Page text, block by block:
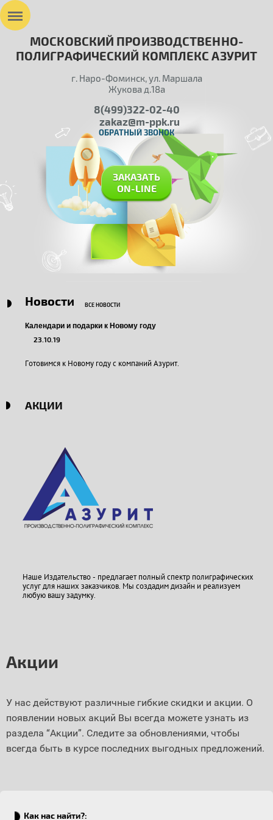
г. Наро-Фоминск, ул. Маршала
Жукова д.18а
МОСКОВСКИЙ ПРОИЗВОДСТВЕННО-
ПОЛИГРАФИЧЕСКИЙ КОМПЛЕКС АЗУРИТ
8(499)322-02-40
zakaz@m-ppk.ru
ОБРАТНЫЙ ЗВОНОК
ЗАКАЗАТЬ
ON-LINE
Новости ВСЕ НОВОСТИ
Календари и подарки к Новому году
23.10.19
Готовимся к Новому году с компаний Азурит.
АКЦИИ
Наше Издательство - предлагает полный спектр полиграфических
услуг для наших заказчиков. Мы создадим дизайн и реализуем
любую вашу задумку.
Акции
У нас действуют различные гибкие скидки и акции. О
появлении новых акций Вы всегда можете узнать из
раздела “Акции”. Следите за обновлениями, чтобы
всегда быть в курсе последних выгодных предложений.
Как нас найти?: